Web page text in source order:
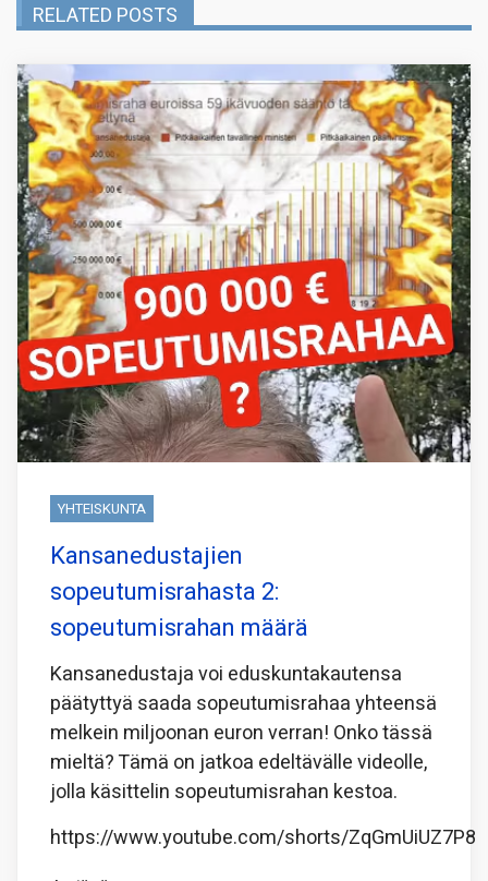
RELATED POSTS
YHTEISKUNTA
Kansanedustajien
sopeutumisrahasta 2:
sopeutumisrahan määrä
Kansanedustaja voi eduskuntakautensa
päätyttyä saada sopeutumisrahaa yhteensä
melkein miljoonan euron verran! Onko tässä
mieltä? Tämä on jatkoa edeltävälle videolle,
jolla käsittelin sopeutumisrahan kestoa.
https://www.youtube.com/shorts/ZqGmUiUZ7P8